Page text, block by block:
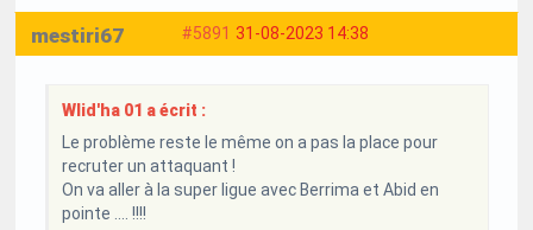
#5891 31-08-2023 14:38
mestiri67
Wlid'ha 01 a écrit :
Le problème reste le même on a pas la place pour
recruter un attaquant !
On va aller à la super ligue avec Berrima et Abid en
pointe .... !!!!